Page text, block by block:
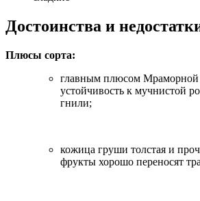
Достоинства и
Плюсы сорта:
главным плюсом Мраморной
устойчивость к мучнистой
гнили;
кожица груши толстая и
фрукты хорошо переносят